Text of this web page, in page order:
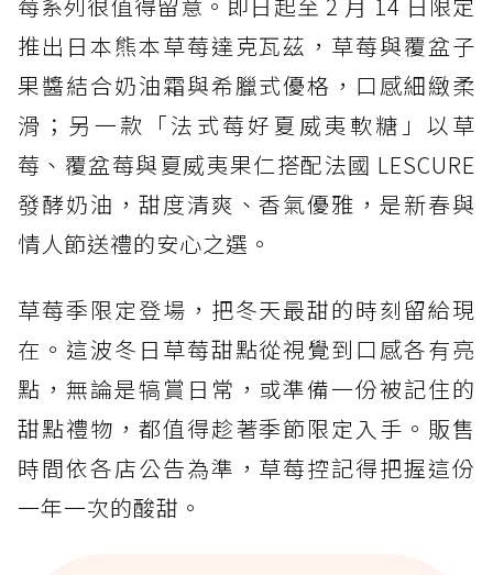
莓系列很值得留意。即日起至 2 月 14 日限定
推出日本熊本草莓達克瓦茲，草莓與覆盆子
果醬結合奶油霜與希臘式優格，口感細緻柔
滑；另一款「法式莓好夏威夷軟糖」以草
莓、覆盆莓與夏威夷果仁搭配法國 LESCURE
發酵奶油，甜度清爽、香氣優雅，是新春與
情人節送禮的安心之選。
草莓季限定登場，把冬天最甜的時刻留給現
在。這波冬日草莓甜點從視覺到口感各有亮
點，無論是犒賞日常，或準備一份被記住的
甜點禮物，都值得趁著季節限定入手。販售
時間依各店公告為準，草莓控記得把握這份
一年一次的酸甜。